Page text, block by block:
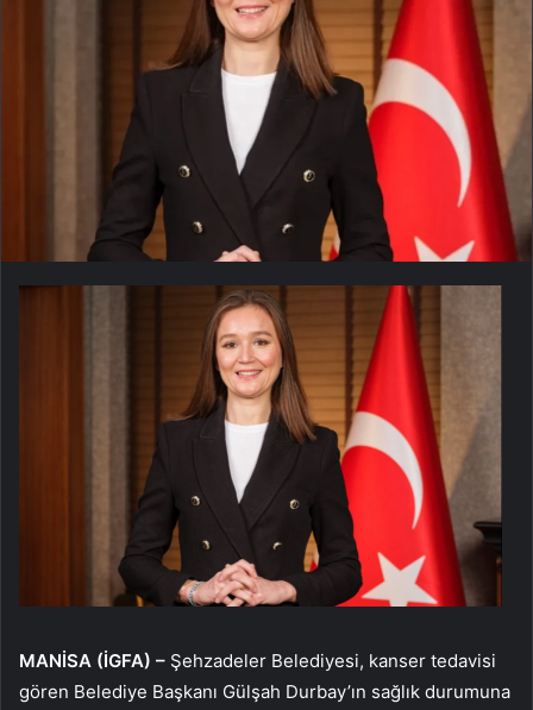
MANİSA (İGFA) – Şehzadeler Belediyesi, kanser tedavisi
gören Belediye Başkanı Gülşah Durbay’ın sağlık durumuna